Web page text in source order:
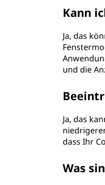
Kann
Ja, das
und die
Ja, das
dass Ihr
Was